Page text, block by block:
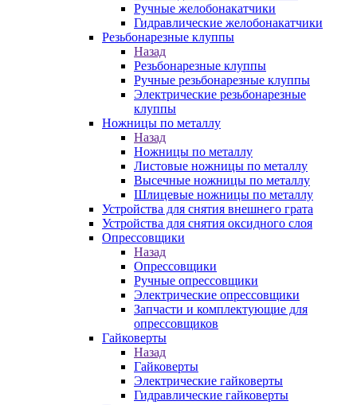
Ручные желобонакатчики
Гидравлические желобонакатчики
Резьбонарезные клуппы
Назад
Резьбонарезные клуппы
Ручные резьбонарезные клуппы
Электрические резьбонарезные
клуппы
Ножницы по металлу
Назад
Ножницы по металлу
Листовые ножницы по металлу
Высечные ножницы по металлу
Шлицевые ножницы по металлу
Устройства для снятия внешнего грата
Устройства для снятия оксидного слоя
Опрессовщики
Назад
Опрессовщики
Ручные опрессовщики
Электрические опрессовщики
Запчасти и комплектующие для
опрессовщиков
Гайковерты
Назад
Гайковерты
Электрические гайковерты
Гидравлические гайковерты